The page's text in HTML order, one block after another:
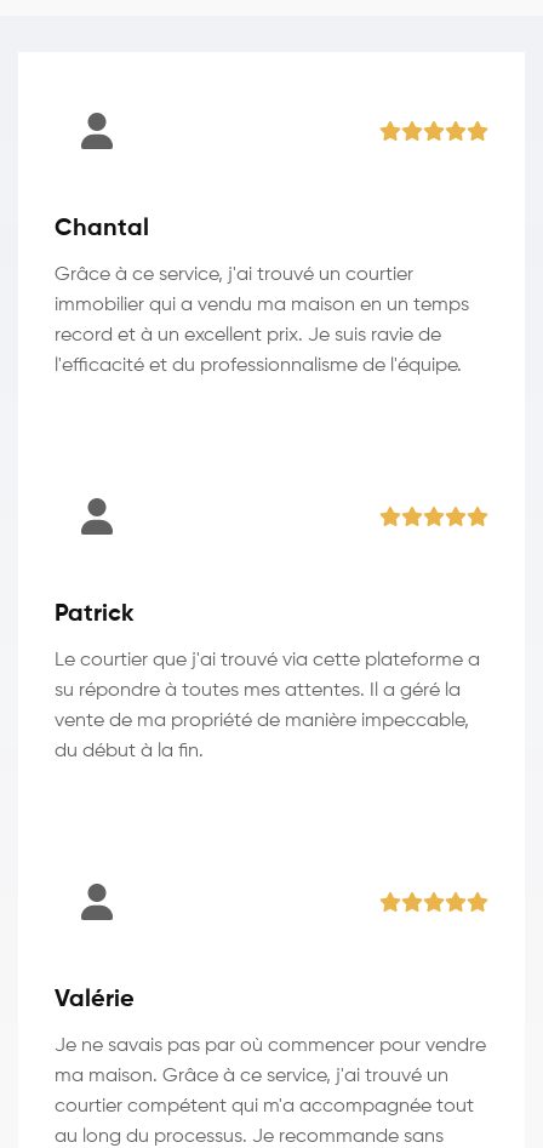
Chantal
Grâce à ce service, j'ai trouvé un courtier
immobilier qui a vendu ma maison en un temps
record et à un excellent prix. Je suis ravie de
l'efficacité et du professionnalisme de l'équipe.
Patrick
Le courtier que j'ai trouvé via cette plateforme a
su répondre à toutes mes attentes. Il a géré la
vente de ma propriété de manière impeccable,
du début à la fin.
Valérie
Je ne savais pas par où commencer pour vendre
ma maison. Grâce à ce service, j'ai trouvé un
courtier compétent qui m'a accompagnée tout
au long du processus. Je recommande sans